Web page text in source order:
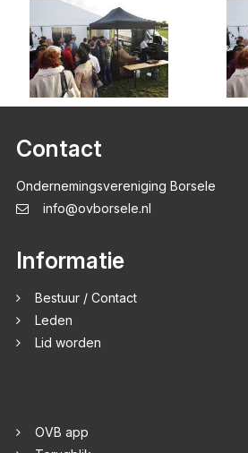
Contact
Ondernemingsvereniging Borsele
info@ovborsele.nl
Informatie
Bestuur / Contact
Leden
Lid worden
OVB app